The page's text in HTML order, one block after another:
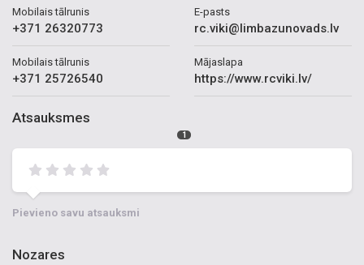
Mobilais tālrunis
+371 26320773
Mobilais tālrunis
+371 25726540
E-pasts
rc.viki@limbazunovads.lv
Mājaslapa
https://www.rcviki.lv/
Atsauksmes
1
Pievieno savu atsauksmi
Nozares